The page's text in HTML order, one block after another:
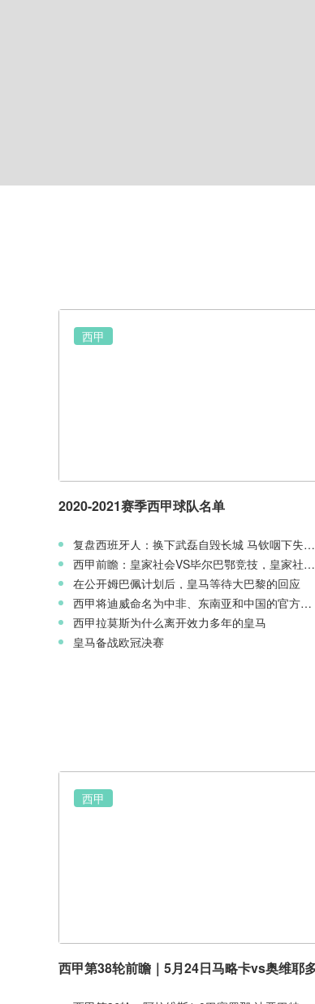
西甲
2020-2021赛季西甲球队名单
复盘西班牙人：换下武磊自毁长城 马钦咽下失利苦果
西甲前瞻：皇家社会VS毕尔巴鄂竞技，皇家社会主场或为欧战资格而拼
在公开姆巴佩计划后，皇马等待大巴黎的回应
西甲将迪威命名为中非、东南亚和中国的官方加密钱包
西甲拉莫斯为什么离开效力多年的皇马
皇马备战欧冠决赛
西甲